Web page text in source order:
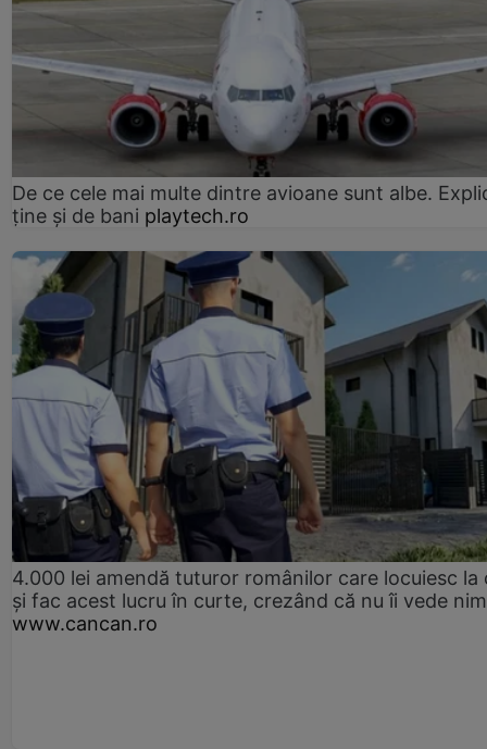
De ce cele mai multe dintre avioane sunt albe.
ține și de bani playtech.ro
4.000 lei amendă tuturor românilor care locuiesc la
și fac acest lucru în curte, crezând că nu îi vede
www.cancan.ro